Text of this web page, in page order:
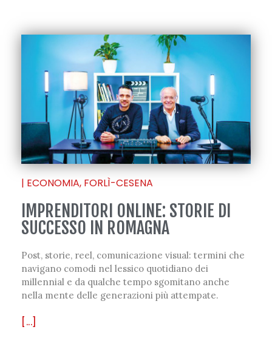
| ECONOMIA, FORLÌ-CESENA
IMPRENDITORI ONLINE: STORIE DI
SUCCESSO IN ROMAGNA
Post, storie, reel, comunicazione visual: termini che
navigano comodi nel lessico quotidiano dei
millennial e da qualche tempo sgomitano anche
nella mente delle generazioni più attempate.
[...]